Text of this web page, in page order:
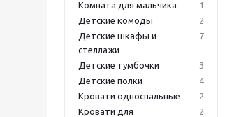
Комната для мальчика
1
Детские комоды
2
Детские шкафы и
стеллажи
7
Детские тумбочки
3
Детские полки
4
Кровати односпальные
2
Кровати для
2